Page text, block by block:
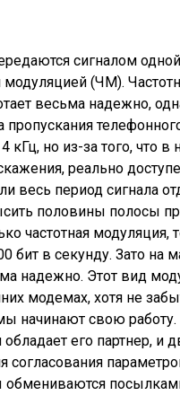
сигналом
(ЧМ).
весьма надежно,
кГц, но из-за того, что
реально
весь период сигнала
половины полосы
частотная модуляция,
бит в секунду. Зато на
надежно. Этот вид
модемах, хотя не
начинают свою работу.
его партнер,
согласования